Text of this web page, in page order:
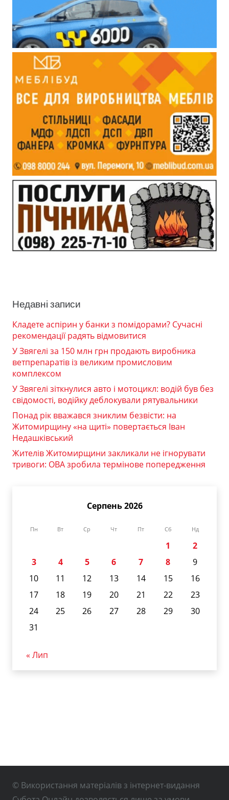
Недавні записи
Кладете аспірин у банки з помідорами? Сучасні
рекомендації радять відмовитися
У Звягелі за 150 млн грн продають виробника
ветпрепаратів із великим промисловим
комплексом
У Звягелі зіткнулися авто і мотоцикл: водій був без
свідомості, водійку деблокували рятувальники
Понад рік вважався зниклим безвісти: на
Житомирщину «на щиті» повертається Іван
Недашківський
Жителів Житомирщини закликали не ігнорувати
тривоги: ОВА зробила термінове попередження
Серпень 2026
Пн Вт Ср Чт Пт Сб Нд
1
2
3
4 5 6 7 8
9
10
11 12 13 14 15
16
17
18 19 20 21 22
23
24
25 26 27 28 29
30
31
« Лип
© Використання матеріалів з інтернет-видання